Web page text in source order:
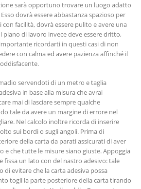
sarà opportuno trovare un luogo adatto
dovrà essere abbastanza spazioso per
facilità, dovrà essere pulito e avere una
di lavoro invece deve essere dritto,
ricordarti in questi casi di non
con calma ed avere pazienza affinché il
servendoti di un metro e taglia
in base alla misura che avrai
mai di lasciare sempre qualche
tale da avere un margine di errore nel
Nel calcolo inoltre ricorda di inserire
sui bordi o sugli angoli. Prima di
della carta da parati assicurati di aver
e che tutte le misure siano giuste. Appoggia
fissa un lato con del nastro adesivo: tale
di evitare che la carta adesiva possa
togli la parte posteriore della carta tirando